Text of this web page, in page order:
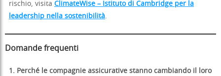
rischio, visita ClimateWise – Istituto di Cambridge per la
leadership nella sostenibilità.
Domande frequenti
1. Perché le compagnie assicurative stanno cambiando il loro